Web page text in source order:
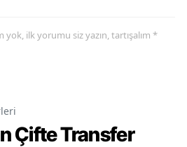
ilk yorumu siz yazın, tartışalım *
Çifte Transfer